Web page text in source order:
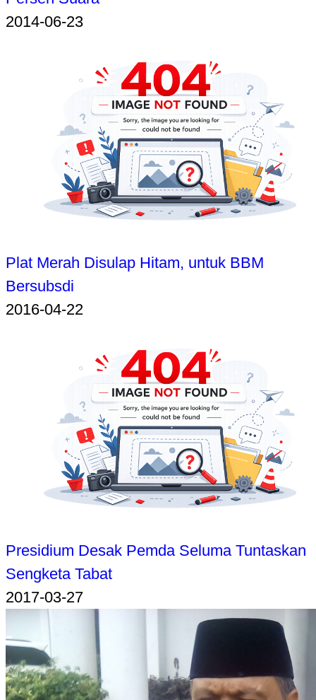
2014-06-23
Plat Merah Disulap Hitam, untuk BBM
Bersubsdi
2016-04-22
Presidium Desak Pemda Seluma Tuntaskan
Sengketa Tabat
2017-03-27